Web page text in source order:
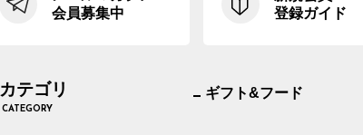
会員募集中
登録ガイド
カテゴリ
CATEGORY
ギフト&フード